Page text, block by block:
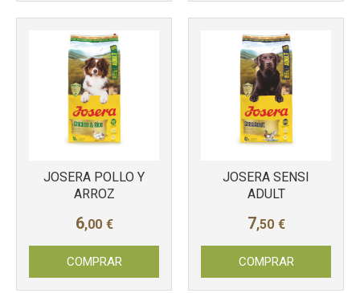
JOSERA POLLO Y
ARROZ
6,00 €
COMPRAR
JOSERA SENSI
ADULT
7,50 €
COMPRAR